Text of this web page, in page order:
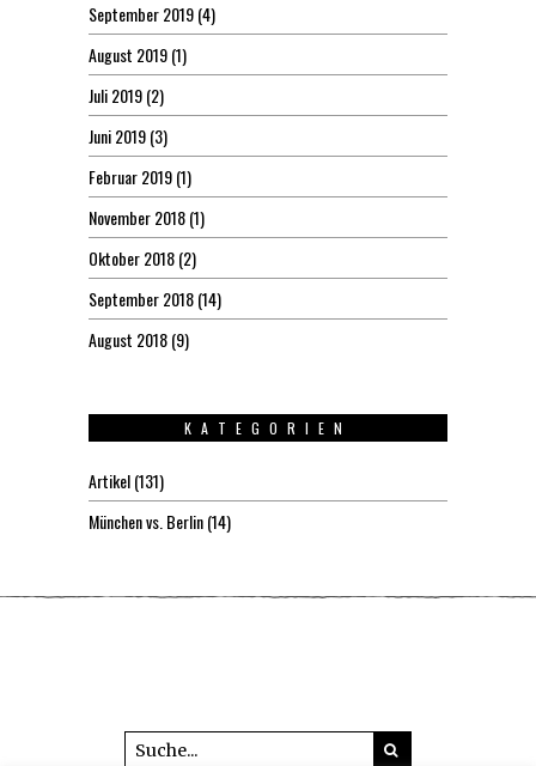
September 2019(4)
August 2019(1)
Juli 2019(2)
Juni 2019(3)
Februar 2019(1)
November 2018(1)
Oktober 2018(2)
September 2018(14)
August 2018(9)
KATEGORIEN
Artikel(131)
München vs. Berlin(14)